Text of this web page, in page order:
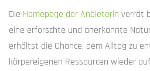
Die Homepage der Anbieterin verrät
eine erforschte und anerkannte
erhältst die Chance, dem Alltag zu
körpereigenen Ressourcen wieder